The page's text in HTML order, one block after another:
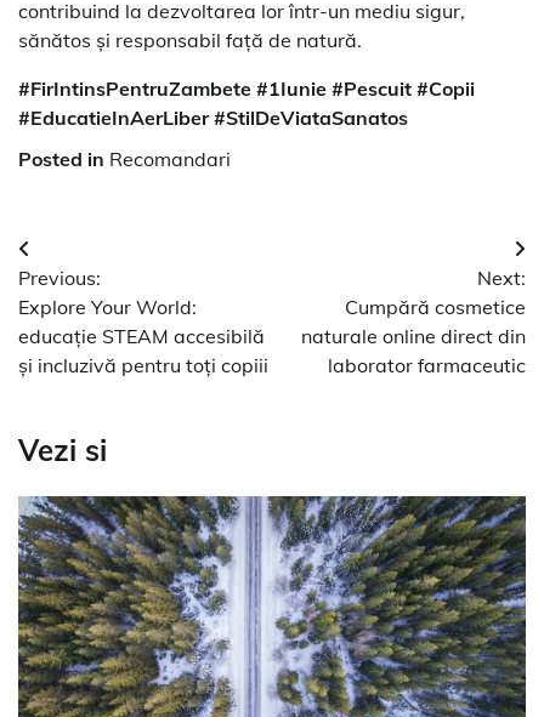
contribuind la dezvoltarea lor într-un mediu sigur,
sănătos și responsabil față de natură.
#FirIntinsPentruZambete #1Iunie #Pescuit #Copii
#EducatieInAerLiber #StilDeViataSanatos
Posted in Recomandari
Navigare
în
articole
Previous:
Explore Your World:
educație STEAM accesibilă
și incluzivă pentru toți copiii
Next:
Cumpără cosmetice
naturale online direct din
laborator farmaceutic
Vezi si